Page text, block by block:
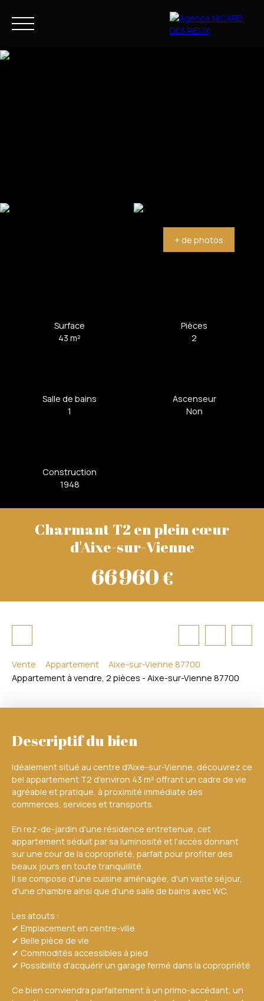
+ de photos
Surface
43m²
Pièces
2
Salle de bains
1
Ascenseur
Non
Construction
1948
Charmant T2 en plein cœur
d'Aixe-sur-Vienne
66 960€
Vente Appartement
Aixe-sur-Vienne 87700
Appartement à vendre, 2 pièces - Aixe-sur-Vienne 87700
Descriptif du bien
Idéalement situé au centre d'Aixe-sur-Vienne, découvrez ce
bel appartement T2 d'environ 43 m² offrant un cadre de vie
agréable et pratique, à proximité immédiate des
commerces, services et transports.
En rez-de-jardin d'une résidence entretenue, cet
appartement séduit par sa luminosité et l'accès donnant
sur une cour de la copropriété, parfait pour profiter des
beaux jours en toute tranquillité.
Il se compose d'une cuisine aménagée, d'un vaste séjour,
d'une chambre ainsi que d'une salle de bains avec WC.
Les atouts :
✔ Emplacement en centre-ville
✔ Belle pièce de vie
✔ Commodités accessibles à pied
✔ Possibilité d'acquérir un garage fermé dans la copropriété
Ce bien conviendra parfaitement à un primo-accédant, un